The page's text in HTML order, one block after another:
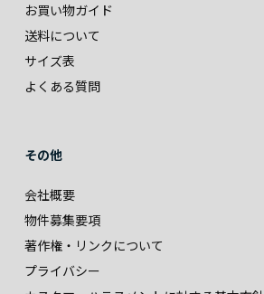
お買い物ガイド
送料について
サイズ表
よくある質問
その他
会社概要
物件募集要項
著作権・リンクについて
プライバシー